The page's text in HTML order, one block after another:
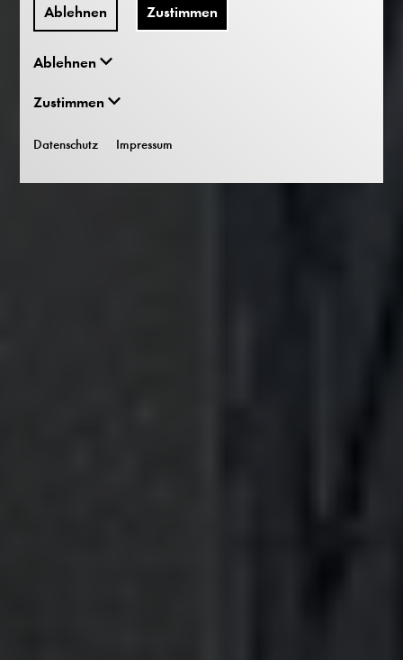
Ablehnen Zustimmen
Ablehnen
Zustimmen
Datenschutz Impressum